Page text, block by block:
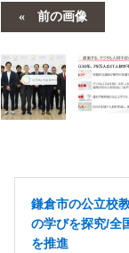
前の画像
鎌倉市の公立校
の学びを探究/全
を推進